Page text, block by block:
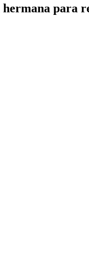
hermana para